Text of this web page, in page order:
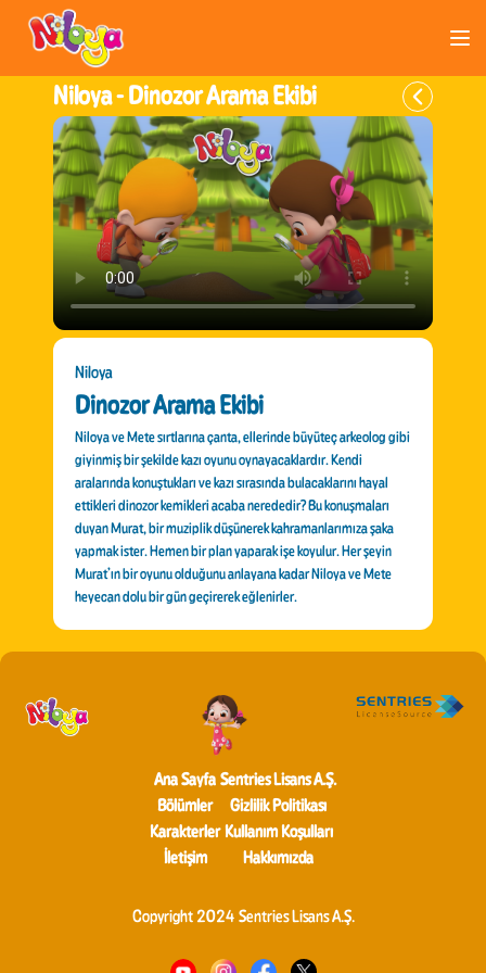
Niloya -Dinozor Arama Ekibi
Niloya
Dinozor Arama Ekibi
Niloya ve Mete sırtlarına çanta, ellerinde büyüteç arkeolog gibi
giyinmiş bir şekilde kazı oyunu oynayacaklardır. Kendi
aralarında konuştukları ve kazı sırasında bulacaklarını hayal
ettikleri dinozor kemikleri acaba nerededir? Bu konuşmaları
duyan Murat, bir muziplik düşünerek kahramanlarımıza şaka
yapmak ister. Hemen bir plan yaparak işe koyulur. Her şeyin
Murat’ın bir oyunu olduğunu anlayana kadar Niloya ve Mete
heyecan dolu bir gün geçirerek eğlenirler.
Ana Sayfa
Bölümler
Karakterler
İletişim
Sentries Lisans A.Ş.
Gizlilik Politikası
Kullanım Koşulları
Hakkımızda
Copyright 2024 Sentries Lisans A.Ş.